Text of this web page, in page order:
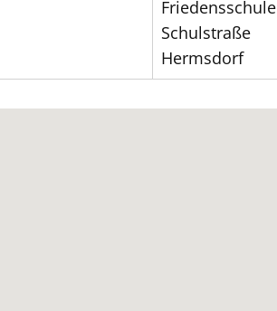
Friedensschule
Schulstraße
Hermsdorf